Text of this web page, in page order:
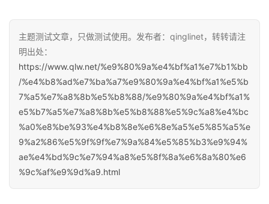
主题测试文章，只做测试使用。发布者：qinglinet，转转请注
明出处：
https://www.qlw.net/%e9%80%9a%e4%bf%a1%e7%b1%bb
/%e4%b8%ad%e7%ba%a7%e9%80%9a%e4%bf%a1%e5%b
7%a5%e7%a8%8b%e5%b8%88/%e9%80%9a%e4%bf%a1%
e5%b7%a5%e7%a8%8b%e5%b8%88%e5%9c%a8%e4%bc
%a0%e8%be%93%e4%b8%8e%e6%8e%a5%e5%85%a5%e
9%a2%86%e5%9f%9f%e7%9a%84%e5%85%b3%e9%94%
ae%e4%bd%9c%e7%94%a8%e5%8f%8a%e6%8a%80%e6
%9c%af%e9%9d%a9.html